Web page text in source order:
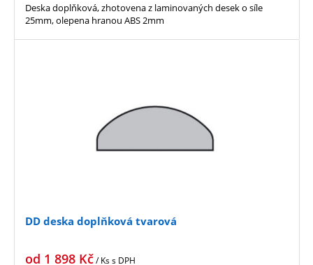
Deska doplňková, zhotovena z laminovaných desek o síle
25mm, olepena hranou ABS 2mm
DD deska doplňková tvarová
od 1 898 Kč/ Kss DPH